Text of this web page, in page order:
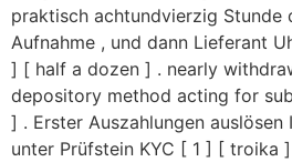
praktisch achtundvierzig Stunde
Aufnahme , und dann Lieferant
] [ half a dozen ] . nearly
depository method acting for
] . Erster Auszahlungen auslösen
unter Prüfstein KYC [ 1 ] [ troika